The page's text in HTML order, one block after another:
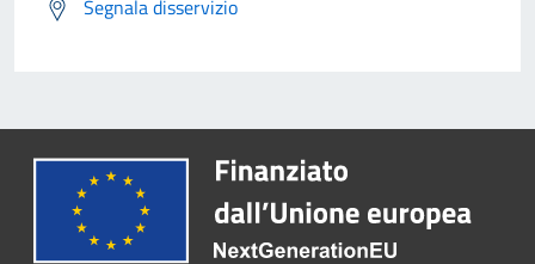
Segnala disservizio